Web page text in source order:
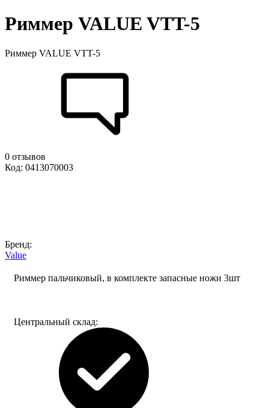
Риммер VALUE VTT-5
Риммер VALUE VTT-5
0 отзывов
Код: 0413070003
Бренд:
Value
Риммер пальчиковый, в комплекте запасные ножи 3шт
Центральный склад: